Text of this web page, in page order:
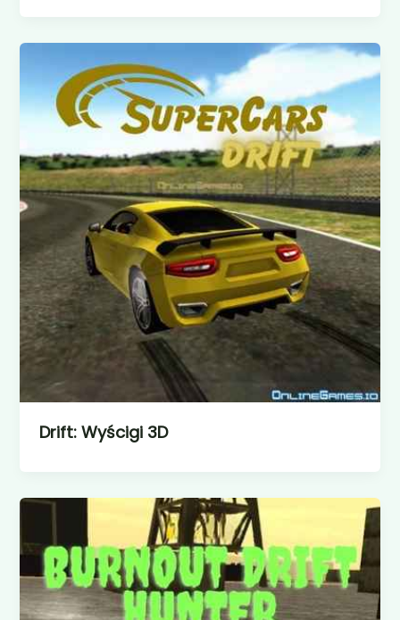
Drift: Wyścigi 3D